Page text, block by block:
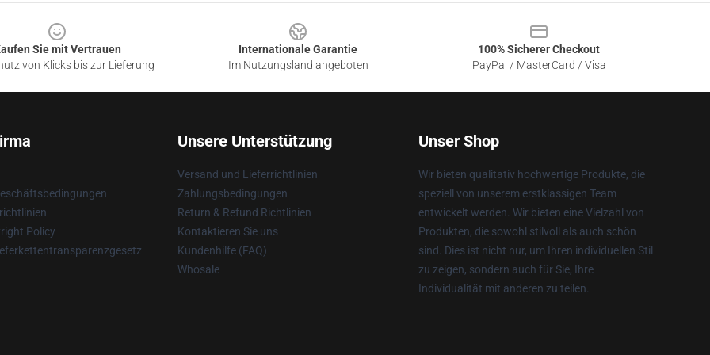
Sie mit Vertrauen
von Klicks bis zur Lieferung
Internationale Garantie
Im Nutzungsland angeboten
100% Sicherer Checkout
PayPal / MasterCard / Visa
Policy
Unsere Unterstützung
Versand und Lieferrichtlinien
Zahlungsbedingungen
Return & Refund Richtlinien
Kontaktieren Sie uns
Kundenhilfe (FAQ)
Whosale
Unser Shop
Wir bieten qualitativ hochwertige Produkte, die
speziell von unserem erstklassigen Team
entwickelt werden. Wir bieten eine Vielzahl von
Produkten, die sowohl stilvoll als auch schön
sind. Dies ist nicht nur, um Ihren individuellen Stil
zu zeigen, sondern auch für Sie, Ihre
Individualität mit anderen zu teilen.